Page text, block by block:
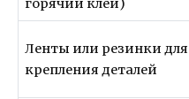
горячий клей)
Ленты или резинки для
крепления деталей